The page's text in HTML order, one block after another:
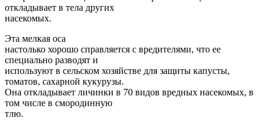
откладывает в тела других
насекомых.
Эта мелкая оса
настолько хорошо справляется с вредителями, что ее
специально разводят и
используют в сельском хозяйстве для защиты капусты,
томатов, сахарной кукурузы.
Она откладывает личинки в 70 видов вредных насекомых, в
том числе в смородинную
тлю.